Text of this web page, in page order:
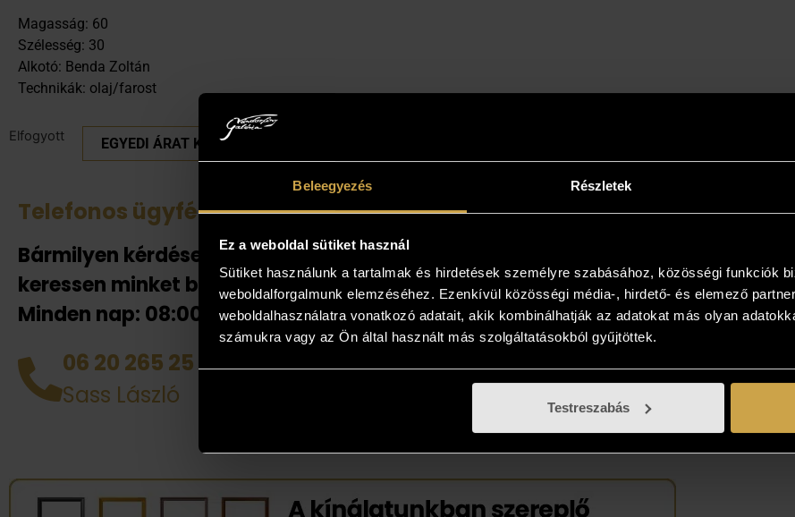
Beleegyezés Részletek
Ez a weboldal sütiket használ
Sütiket használunk a tartalmak és hirdetések személyre szabásához, közösségi funkciók
weboldalforgalmunk elemzéséhez. Ezenkívül közösségi média-, hirdető- és elemező
weboldalhasználatra vonatkozó adatait, akik kombinálhatják az adatokat más olyan
számukra vagy az Ön által használt más szolgáltatásokból gyűjtöttek.
Testreszabás
Magasság: 60
Szélesség: 30
Alkotó: Benda Zoltán
Technikák: olaj/farost
Elfogyott EGYEDI ÁRAT KÉREK
Telefonos ügyfélszolgálat
Bármilyen kérdése van
keressen minket bizalommal!
Minden nap: 08:00-20:00-ig!
06 20 265 25 49
Sass László
Tekintse meg az otthonában!
Amennyiben a műalkotás elnyerte tetszését
jelentkezzen, és kollégáink bővebb felvilágosítást
adnak! Lehetősége van az otthonában, a végleges
helyén is megtekinteni az új kedvencét, kollégáink
házhoz viszik és bemutatják azt! Több is tetszik? Nem
tud dönteni? Gyűjtse össze az Önnek tetsző
alkotásokat, és vásárolja meg azt, ami élőben a